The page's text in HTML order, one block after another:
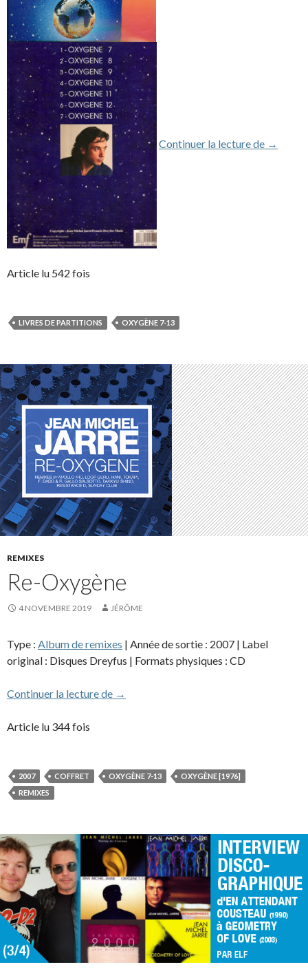
Continuer la lecture de →
Article lu 542 fois
LIVRES DE PARTITIONS OXYGÈNE 7-13
REMIXES
Re-Oxygène
4 NOVEMBRE 2019 JÉRÔME
Type : Album de remixes | Année de sortie : 2007 | Label
original : Disques Dreyfus | Formats physiques : CD
Continuer la lecture de Re-Oxygène
→
Article lu 344 fois
2007 COFFRET OXYGÈNE 7-13
OXYGÈNE [1976]
REMIXES